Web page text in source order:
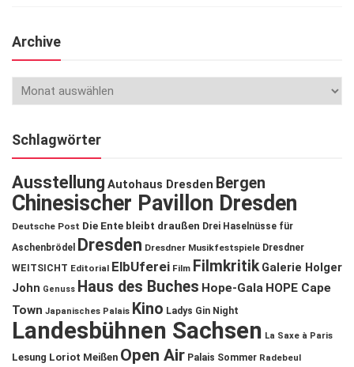
Archive
Schlagwörter
Ausstellung Autohaus Dresden Bergen
Chinesischer Pavillon Dresden
Deutsche Post Die Ente bleibt draußen Drei Haselnüsse für
Aschenbrödel
Dresden Dresdner Musikfestspiele Dresdner
WEITSICHT Editorial ElbUferei Film Filmkritik Galerie Holger
John Genuss Haus des Buches Hope-Gala HOPE Cape
Town Japanisches Palais Kino Ladys Gin Night
Landesbühnen Sachsen La Saxe à Paris
Lesung Loriot Meißen Open Air Palais Sommer Radebeul